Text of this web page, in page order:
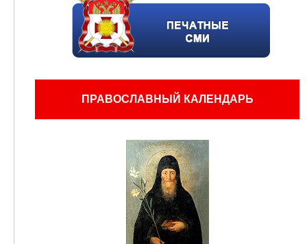
ПРАВОСЛАВНЫЙ КАЛЕНДАРЬ